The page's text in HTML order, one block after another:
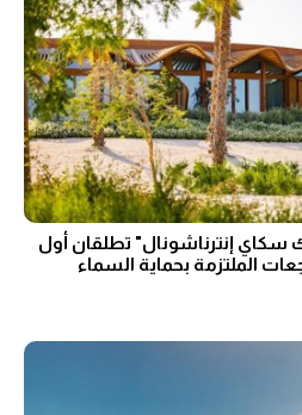
سكاي إنترناشونال" تطلقان أول
الملتزمة بحماية السماء